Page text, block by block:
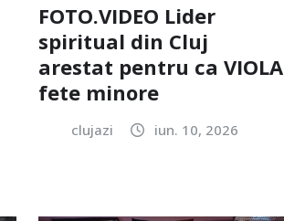
FOTO.VIDEO Lider
spiritual din Cluj
arestat pentru ca VIOLA
fete minore
clujazi iun. 10, 2026